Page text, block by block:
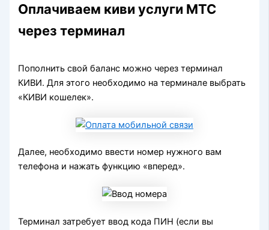
Оплачиваем киви услуги МТС
через терминал
Пополнить свой баланс можно через терминал
КИВИ. Для этого необходимо на терминале выбрать
«КИВИ кошелек».
Далее, необходимо ввести номер нужного вам
телефона и нажать функцию «вперед».
Терминал затребует ввод кода ПИН (если вы